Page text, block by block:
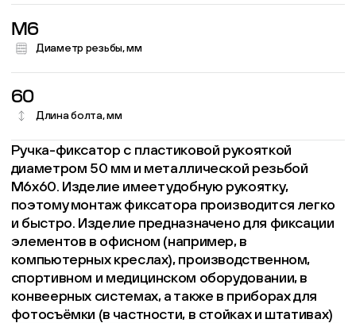
M6
Диаметр резьбы, мм
60
Длина болта, мм
Ручка-фиксатор с пластиковой рукояткой
диаметром 50 мм и металлической резьбой
М6х60. Изделие имеет удобную рукоятку,
поэтому монтаж фиксатора производится легко
и быстро. Изделие предназначено для фиксации
элементов в офисном (например, в
компьютерных креслах), производственном,
спортивном и медицинском оборудовании, в
конвеерных системах, а также в приборах для
фотосъёмки (в частности, в стойках и штативах)